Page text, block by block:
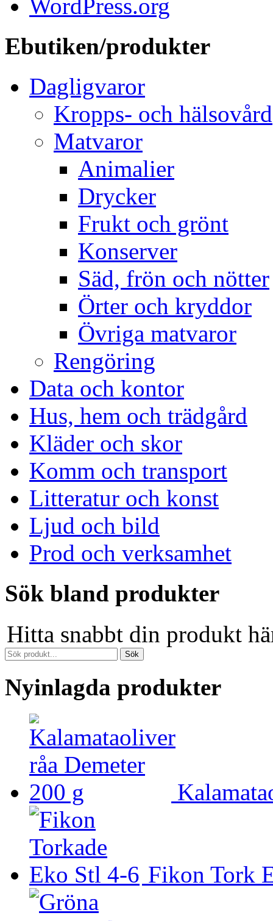
WordPress.org
Ebutiken/produkter
Dagligvaror
Kropps- och hälsovård
Matvaror
Animalier
Drycker
Frukt och grönt
Konserver
Säd, frön och nötter
Örter och kryddor
Övriga matvaror
Rengöring
Data och kontor
Hus, hem och trädgård
Kläder och skor
Komm och transport
Litteratur och konst
Ljud och bild
Prod och verksamhet
Sök bland produkter
Hitta snabbt din produkt
Nyinlagda produkter
Fikon Tork